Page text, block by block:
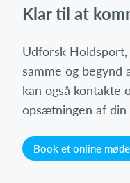
Klar til at
Udforsk
samme og begynd
kan også kontakte
opsætningen af din
Book et online møde